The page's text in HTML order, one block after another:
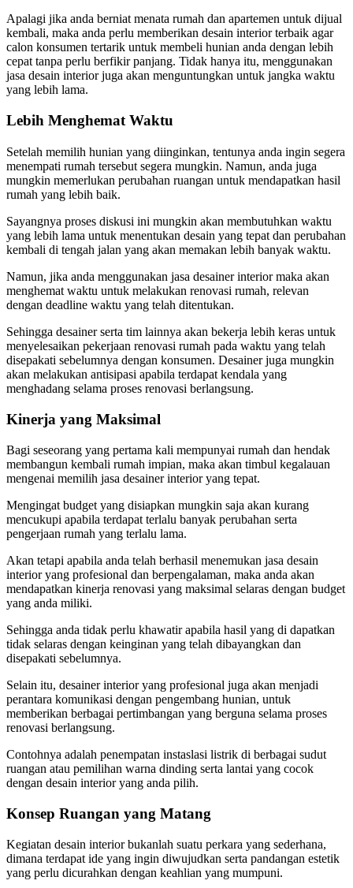
Apalagi jika anda berniat menata rumah dan apartemen untuk dijual
kembali, maka anda perlu memberikan desain interior terbaik agar
calon konsumen tertarik untuk membeli hunian anda dengan lebih
cepat tanpa perlu berfikir panjang. Tidak hanya itu, menggunakan
jasa desain interior juga akan menguntungkan untuk jangka waktu
yang lebih lama.
Lebih Menghemat Waktu
Setelah memilih hunian yang diinginkan, tentunya anda ingin segera
menempati rumah tersebut segera mungkin. Namun, anda juga
mungkin memerlukan perubahan ruangan untuk mendapatkan hasil
rumah yang lebih baik.
Sayangnya proses diskusi ini mungkin akan membutuhkan waktu
yang lebih lama untuk menentukan desain yang tepat dan perubahan
kembali di tengah jalan yang akan memakan lebih banyak waktu.
Namun, jika anda menggunakan jasa desainer interior maka akan
menghemat waktu untuk melakukan renovasi rumah, relevan
dengan deadline waktu yang telah ditentukan.
Sehingga desainer serta tim lainnya akan bekerja lebih keras untuk
menyelesaikan pekerjaan renovasi rumah pada waktu yang telah
disepakati sebelumnya dengan konsumen. Desainer juga mungkin
akan melakukan antisipasi apabila terdapat kendala yang
menghadang selama proses renovasi berlangsung.
Kinerja yang Maksimal
Bagi seseorang yang pertama kali mempunyai rumah dan hendak
membangun kembali rumah impian, maka akan timbul kegalauan
mengenai memilih jasa desainer interior yang tepat.
Mengingat budget yang disiapkan mungkin saja akan kurang
mencukupi apabila terdapat terlalu banyak perubahan serta
pengerjaan rumah yang terlalu lama.
Akan tetapi apabila anda telah berhasil menemukan jasa desain
interior yang profesional dan berpengalaman, maka anda akan
mendapatkan kinerja renovasi yang maksimal selaras dengan budget
yang anda miliki.
Sehingga anda tidak perlu khawatir apabila hasil yang di dapatkan
tidak selaras dengan keinginan yang telah dibayangkan dan
disepakati sebelumnya.
Selain itu, desainer interior yang profesional juga akan menjadi
perantara komunikasi dengan pengembang hunian, untuk
memberikan berbagai pertimbangan yang berguna selama proses
renovasi berlangsung.
Contohnya adalah penempatan instaslasi listrik di berbagai sudut
ruangan atau pemilihan warna dinding serta lantai yang cocok
dengan desain interior yang anda pilih.
Konsep Ruangan yang Matang
Kegiatan desain interior bukanlah suatu perkara yang sederhana,
dimana terdapat ide yang ingin diwujudkan serta pandangan estetik
yang perlu dicurahkan dengan keahlian yang mumpuni.